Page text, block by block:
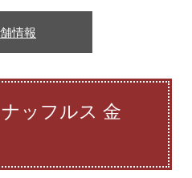
情報
ッフルス 金